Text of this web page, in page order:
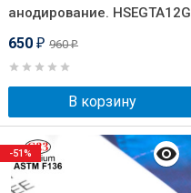
анодирование. HSEGTA12G
650 ₽ 960₽
В корзину
-51%